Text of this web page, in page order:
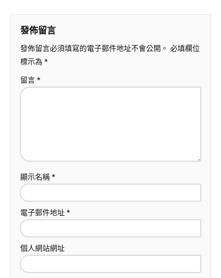
發佈留言
發佈留言必須填寫的電子郵件地址不會公開。 必填欄位
標示為 *
留言 *
顯示名稱 *
電子郵件地址 *
個人網站網址